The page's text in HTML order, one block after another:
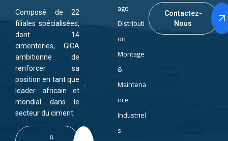
Composé de 22
filiales spécialisées,
dont 14
cimenteries, GICA
ambitionne de
renforcer sa
position en tant que
leader africain et
mondial dans le
secteur du ciment.
A
age
Distributi
on
Montage
&
Maintena
nce
Industriel
s
Contactez-
Nous